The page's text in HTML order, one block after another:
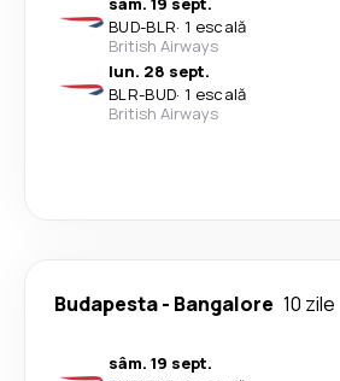
BUD-BLR· 1 escală
British Airways
lun. 28 sept.
BLR-BUD· 1 escală
British Airways
Budapesta- Bangalore 10 zile
sâm. 19 sept.